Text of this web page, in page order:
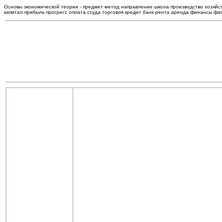
Основы экономической теории - предмет метод направление школа производство
капитал прибыль прогресс оплата ссуда торговля кредит банк рента аренда финансы